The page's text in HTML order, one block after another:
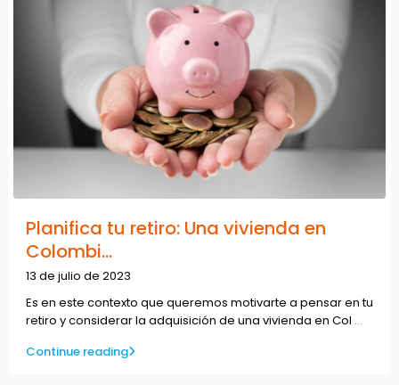
Planifica tu retiro: Una vivienda en
Colombi...
13 de julio de 2023
Es en este contexto que queremos motivarte a pensar en tu
retiro y considerar la adquisición de una vivienda en Col ...
Continue reading